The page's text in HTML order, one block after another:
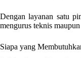
Dengan layanan satu
mengurus teknis
Siapa yang